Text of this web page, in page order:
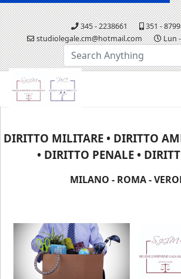
345 - 2238661
351 -
studiolegale.cm@hotmail.com
Lun -
DIRITTO MILITARE • DIRITTO
• DIRITTO PENALE •
MILANO - ROMA -